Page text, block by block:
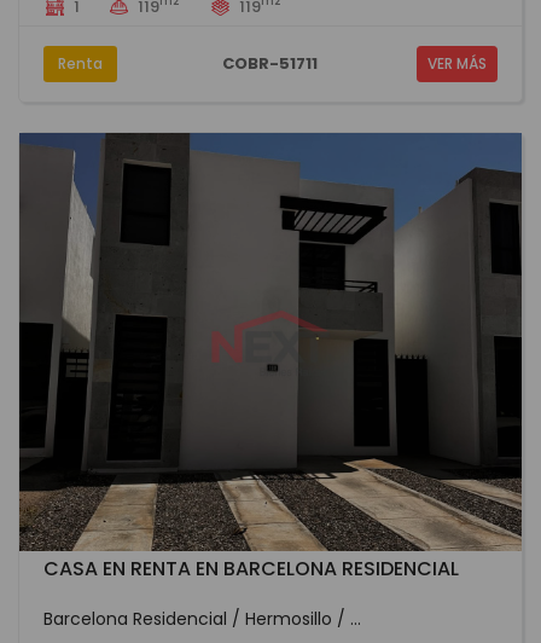
1 119 119
Renta COBR-51711 VER MÁS
CASA EN RENTA EN BARCELONA RESIDENCIAL
Barcelona Residencial / Hermosillo / ...